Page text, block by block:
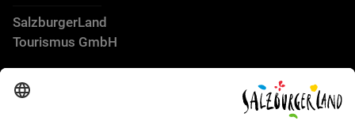
SalzburgerLand
Tourismus GmbH
Wiener Bundesstraße 23
5300 Hallwang